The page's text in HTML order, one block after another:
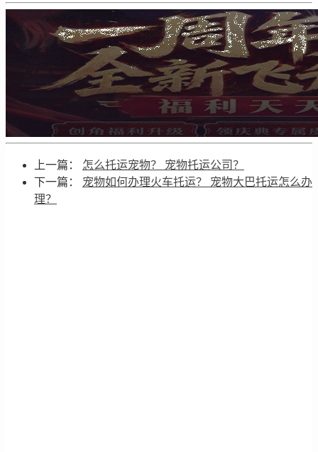
上一篇： 怎么托运宠物？ 宠物托运公司？
下一篇： 宠物如何办理火车托运？ 宠物大巴托运怎么办
理？